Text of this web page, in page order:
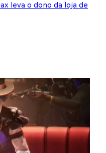
leva o dono da loja de